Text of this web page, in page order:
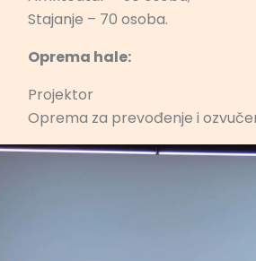
Stajanje – 70 osoba.
Oprema hale:
Projektor
Oprema za prevođenje i